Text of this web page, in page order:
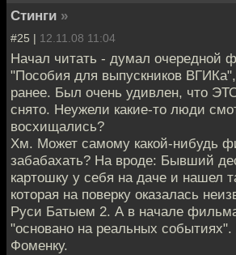
Стинги »
#25 | 12.11.08 11:04
Начал читать - думал очередной
"Пособия для выпускников
ранее. Был очень удивлен, что
снято. Неужели какие-то люди
восхищались?
Хм. Может самому какой-нибудь
забабахать? На вроде: Бывший
картошку у себя на даче и нашел
которая на поверку оказалась
Руси Батыем 2. А в начале
"основано на реальных
Фоменку.